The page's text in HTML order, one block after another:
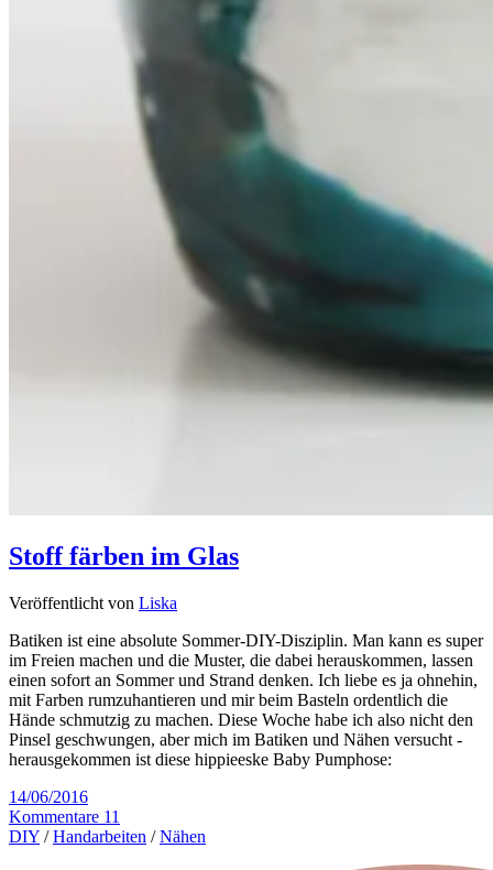
Stoff färben im Glas
Veröffentlicht von Liska
Batiken ist eine absolute Sommer-DIY-Disziplin. Man kann es super
im Freien machen und die Muster, die dabei herauskommen, lassen
einen sofort an Sommer und Strand denken. Ich liebe es ja ohnehin,
mit Farben rumzuhantieren und mir beim Basteln ordentlich die
Hände schmutzig zu machen. Diese Woche habe ich also nicht den
Pinsel geschwungen, aber mich im Batiken und Nähen versucht -
herausgekommen ist diese hippieeske Baby Pumphose:
14/06/2016
Kommentare 11
DIY /Handarbeiten /Nähen